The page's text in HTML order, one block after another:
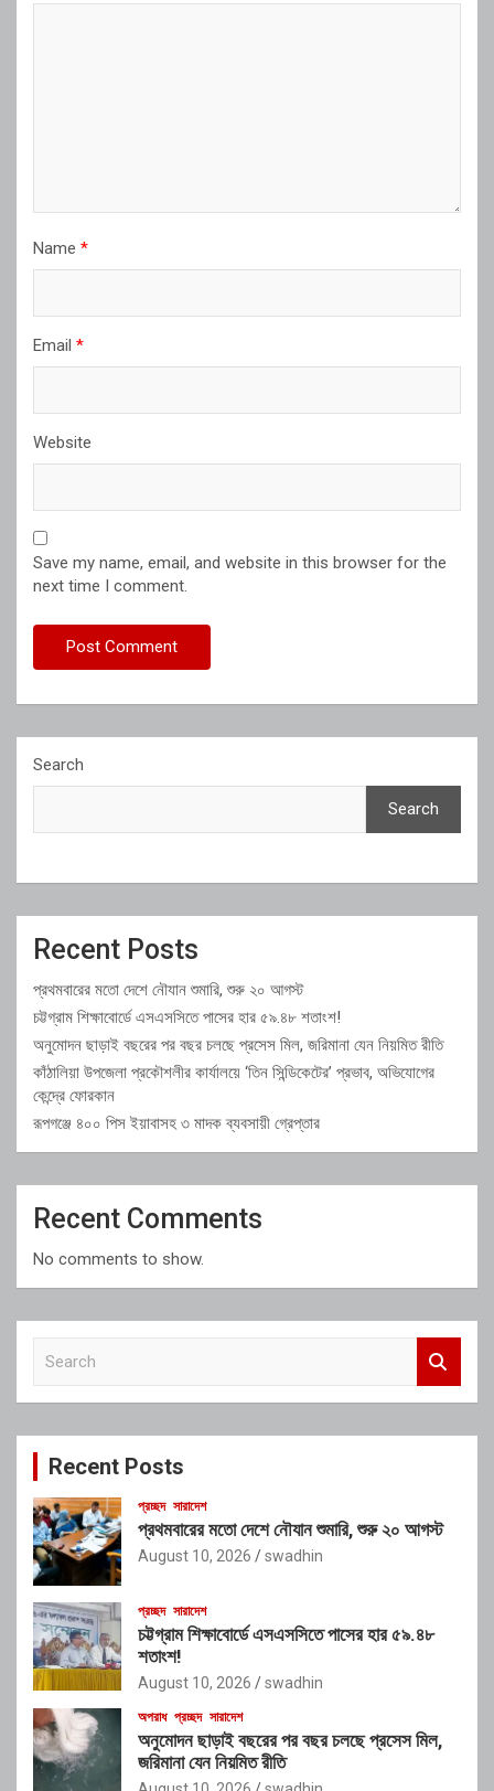
Name *
Email *
Website
Save my name, email, and website in this browser for the
next time I comment.
Search
Search
Recent Posts
প্রথমবারের মতো দেশে নৌযান শুমারি, শুরু ২০ আগস্ট
চট্টগ্রাম শিক্ষাবোর্ডে এসএসসিতে পাসের হার ৫৯.৪৮ শতাংশ!
অনুমোদন ছাড়াই বছরের পর বছর চলছে প্রসেস মিল, জরিমানা যেন নিয়মিত রীতি
কাঁঠালিয়া উপজেলা প্রকৌশলীর কার্যালয়ে ‘তিন সিন্ডিকেটের’ প্রভাব, অভিযোগের
কেন্দ্রে ফোরকান
রূপগঞ্জে ৪০০ পিস ইয়াবাসহ ৩ মাদক ব্যবসায়ী গ্রেপ্তার
Recent Comments
No comments to show.
c
Recent Posts
প্রচ্ছদ সারাদেশ
প্রথমবারের মতো দেশে নৌযান শুমারি, শুরু ২০ আগস্ট
August 10, 2026 swadhin
প্রচ্ছদ সারাদেশ
চট্টগ্রাম শিক্ষাবোর্ডে এসএসসিতে পাসের হার ৫৯.৪৮
শতাংশ!
August 10, 2026 swadhin
অপরাধ প্রচ্ছদ সারাদেশ
অনুমোদন ছাড়াই বছরের পর বছর চলছে প্রসেস মিল,
জরিমানা যেন নিয়মিত রীতি